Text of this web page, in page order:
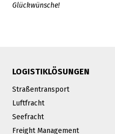
Glückwünsche!
LOGISTIKLÖSUNGEN
Straßentransport
Luftfracht
Seefracht
Freight Management